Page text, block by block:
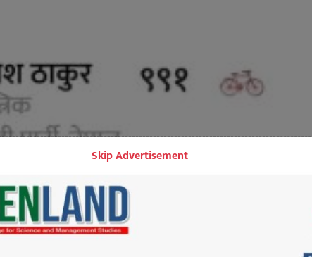
Skip Advertisement